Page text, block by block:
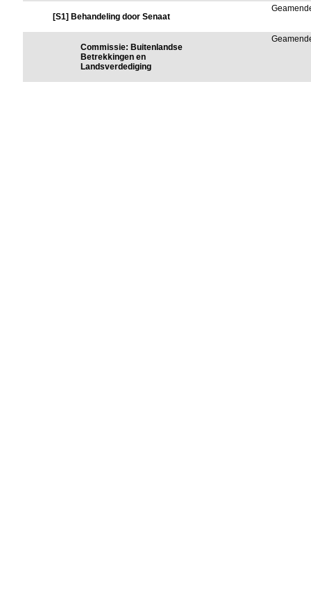
[S1] Behandeling door Senaat
Commissie: Buitenlandse
Betrekkingen en
Landsverdediging